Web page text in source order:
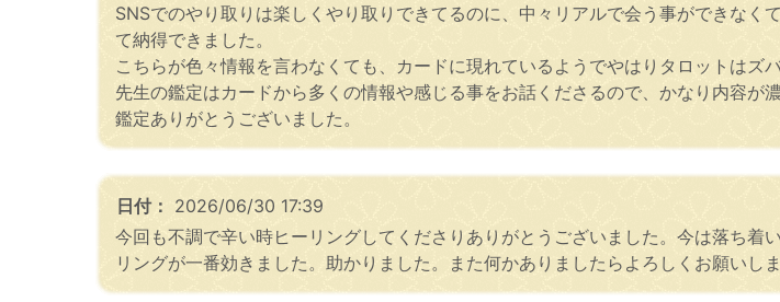
SNSでのやり取りは楽しくやり取りできてるのに、中々リアルで会う事ができな
て納得できました。
こちらが色々情報を言わなくても、カードに現れているようでやはりタロットはズ
先生の鑑定はカードから多くの情報や感じる事をお話くださるので、かなり内容が
鑑定ありがとうございました。
日付： 2026/06/30 17:39
今回も不調で辛い時ヒーリングしてくださりありがとうございました。今は落ち
リングが一番効きました。助かりました。また何かありましたらよろしくお願いしま